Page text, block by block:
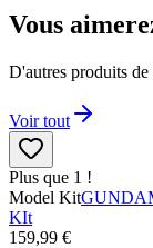
Vous
D'autres produits
Voir tout
Plus que 1 !
Model Kit
KIt
159,99 €